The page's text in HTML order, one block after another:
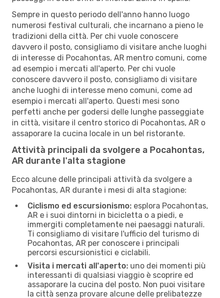
Sempre in questo periodo dell'anno hanno luogo
numerosi festival culturali, che incarnano a pieno le
tradizioni della città. Per chi vuole conoscere
davvero il posto, consigliamo di visitare anche luoghi
di interesse di Pocahontas, AR mentro comuni, come
ad esempio i mercati all'aperto. Per chi vuole
conoscere davvero il posto, consigliamo di visitare
anche luoghi di interesse meno comuni, come ad
esempio i mercati all'aperto. Questi mesi sono
perfetti anche per godersi delle lunghe passeggiate
in città, visitare il centro storico di Pocahontas, AR o
assaporare la cucina locale in un bel ristorante.
Attività principali da svolgere a Pocahontas,
AR durante l'alta stagione
Ecco alcune delle principali attività da svolgere a
Pocahontas, AR durante i mesi di alta stagione:
Ciclismo ed escursionismo: esplora Pocahontas,
AR e i suoi dintorni in bicicletta o a piedi, e
immergiti completamente nei paesaggi naturali.
Ti consigliamo di visitare l'ufficio del turismo di
Pocahontas, AR per conoscere i principali
percorsi escursionistici e ciclabili.
Visita i mercati all'aperto: uno dei momenti più
interessanti di qualsiasi viaggio è scoprire ed
assaporare la cucina del posto. Non puoi visitare
la città senza provare alcune delle prelibatezze